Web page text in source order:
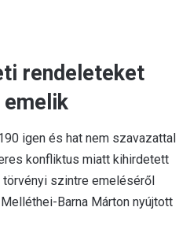
rendeleteket
igen és hat nem szavazattal
konfliktus miatt kihirdetett
szintre emeléséről
Barna Márton nyújtott